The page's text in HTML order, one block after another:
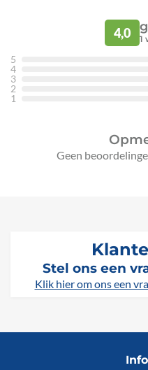
4,0 1
5
4
3
2
1
Geen
Stel ons een
Klik hier om ons een